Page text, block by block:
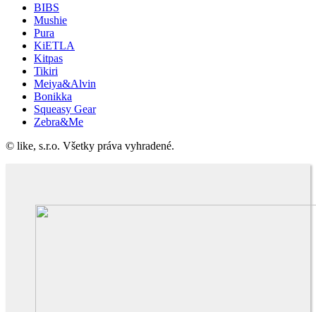
BIBS
Mushie
Pura
KiETLA
Kitpas
Tikiri
Meiya&Alvin
Bonikka
Squeasy Gear
Zebra&Me
© like, s.r.o. Všetky práva vyhradené.